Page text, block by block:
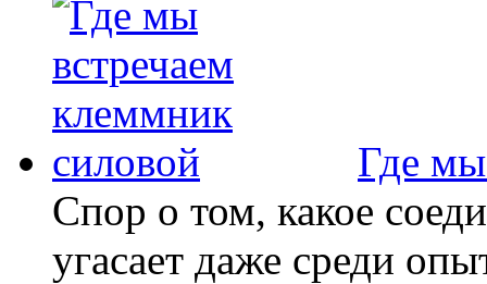
Где
Спор о том, какое
угасает даже среди